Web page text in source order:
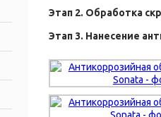
Этап 2. Обработка
Этап 3. Нанесение